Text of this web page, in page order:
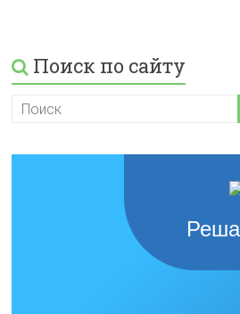
Поиск по сайту